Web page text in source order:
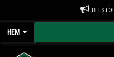
BLI
HEM